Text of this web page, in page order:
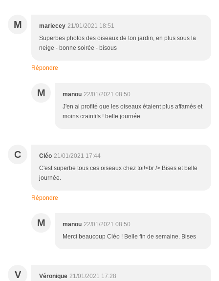
M mariecey 21/01/2021 18:51
Superbes photos des oiseaux de ton jardin, en plus sous la
neige - bonne soirée - bisous
Répondre
M manou 22/01/2021 08:50
J'en ai profité que les oiseaux étaient plus affamés et
moins craintifs ! belle journée
C Cléo 21/01/2021 17:44
C'est superbe tous ces oiseaux chez toi!<br /> Bises et belle
journée.
Répondre
M manou 22/01/2021 08:50
Merci beaucoup Cléo ! Belle fin de semaine. Bises
V Véronique 21/01/2021 17:28